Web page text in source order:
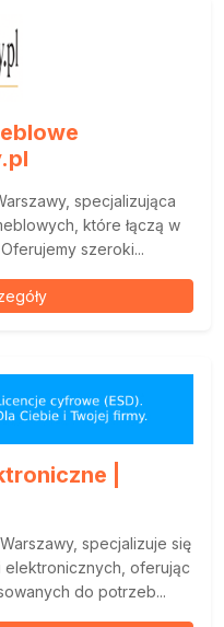
specjalizująca
które łączą w
szeroki...
|
specjalizuje się
oferując
do potrzeb...